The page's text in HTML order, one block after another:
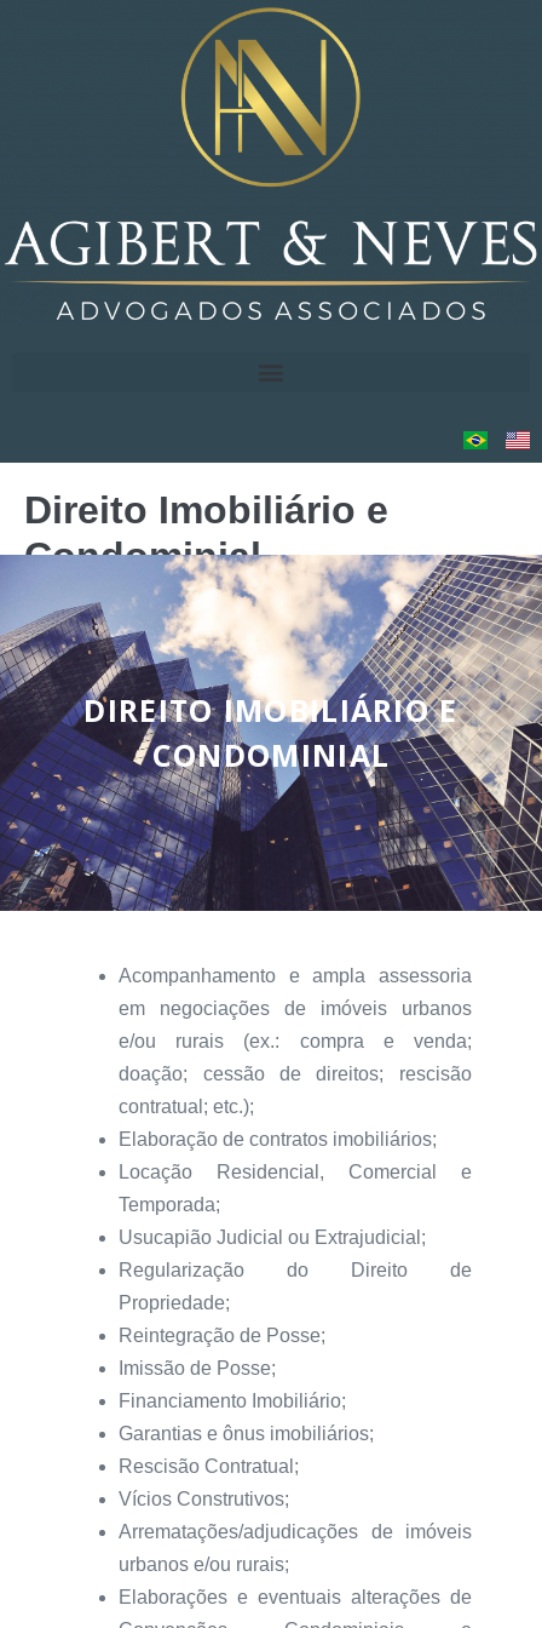
Direito Imobiliário e
Condominial
DIREITO IMOBILIÁRIO E
CONDOMINIAL
Acompanhamento e ampla assessoria
em negociações de imóveis urbanos
e/ou rurais (ex.: compra e venda;
doação; cessão de direitos; rescisão
contratual; etc.);
Elaboração de contratos imobiliários;
Locação Residencial, Comercial e
Temporada;
Usucapião Judicial ou Extrajudicial;
Regularização do Direito de
Propriedade;
Reintegração de Posse;
Imissão de Posse;
Financiamento Imobiliário;
Garantias e ônus imobiliários;
Rescisão Contratual;
Vícios Construtivos;
Arrematações/adjudicações de imóveis
urbanos e/ou rurais;
Elaborações e eventuais alterações de